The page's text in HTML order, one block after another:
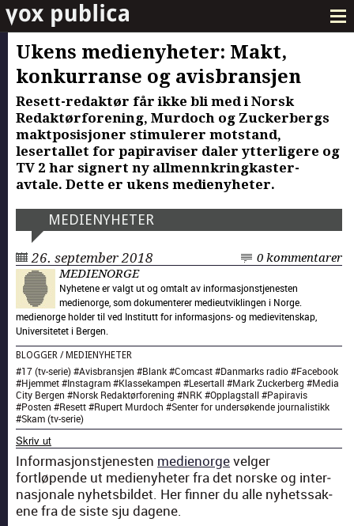
Ukens medienyheter: Makt,
konkurranse og avisbransjen
Resett-redaktør får ikke bli med i Norsk
Redaktørforening, Murdoch og Zuckerbergs
maktposisjoner stimulerer motstand,
lesertallet for papiraviser daler ytterligere og
TV 2 har signert ny allmennkringkaster-
avtale. Dette er ukens medienyheter.
MEDIENYHETER
26. september 2018
0 kommentarer
MEDIENORGE
Nyhetene er valgt ut og omtalt av informasjonstjenesten
medienorge, som dokumenterer medieutviklingen i Norge.
medienorge holder til ved Institutt for informasjons- og medievitenskap,
Universitetet i Bergen.
BLOGGER /MEDIENYHETER
#17 (tv-serie)#Avisbransjen #Blank#Comcast#Danmarks radio#Facebook
#Hjemmet#Instagram#Klassekampen #Lesertall #Mark Zuckerberg #Media
City Bergen #Norsk Redaktørforening #NRK#Opplagstall #Papiravis
#Posten #Resett#Rupert Murdoch #Senter for undersøkende journalistikk
#Skam (tv-serie)
Skriv ut
Infor­masjon­st­jen­esten medienorgevel­ger
fortløpende ut medi­eny­heter fra det norske og inter­
nasjonale nyhets­bildet. Her finner du alle nyhetssak­
ene fra de siste sju dagene.